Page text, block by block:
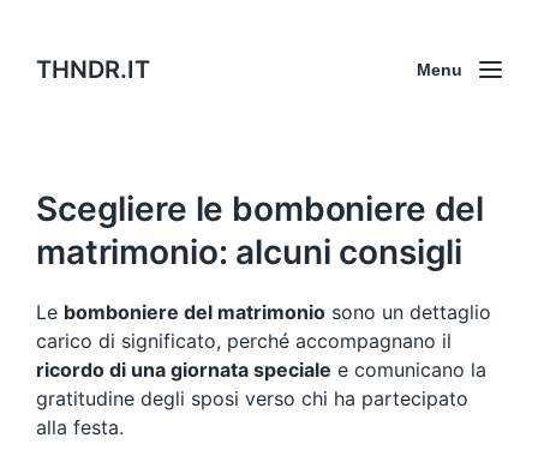
THNDR.IT Menu
Scegliere le bomboniere del
matrimonio: alcuni consigli
Le bomboniere del matrimonio sono un dettaglio
carico di significato, perché accompagnano il
ricordo di una giornata speciale e comunicano la
gratitudine degli sposi verso chi ha partecipato
alla festa.